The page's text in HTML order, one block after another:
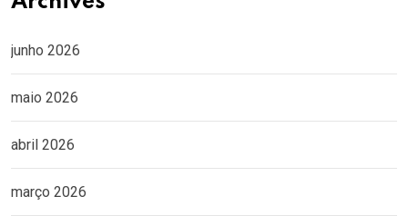
junho 2026
maio 2026
abril 2026
março 2026